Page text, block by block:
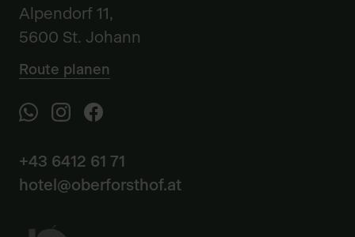
Alpendorf 11,
5600 St. Johann
Route planen
+43 6412 61 71
hotel@oberforsthof.at